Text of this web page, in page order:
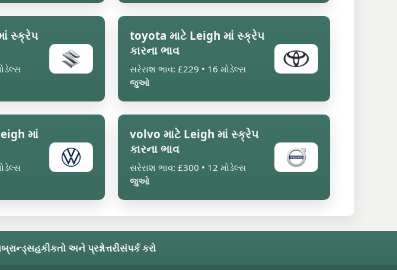
સ્ક્રેપ
toyota માટે Leigh માં સ્ક્રેપ
કારના ભાવ
સરેરાશ ભાવ: £229 • 16 મોડેલ્સ
જુઓ
માં
volvo માટે Leigh માં સ્ક્રેપ
કારના ભાવ
સરેરાશ ભાવ: £300 • 12 મોડેલ્સ
જુઓ
બ્રાન્ડ્સહકીકતો અને પ્રશ્નોત્તરીસંપર્ક કરો